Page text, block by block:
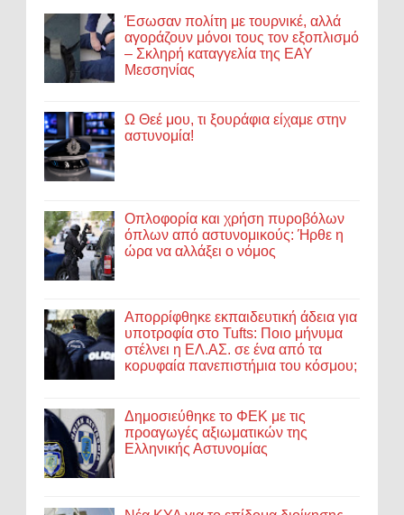
Έσωσαν πολίτη με τουρνικέ, αλλά
αγοράζουν μόνοι τους τον εξοπλισμό
– Σκληρή καταγγελία της ΕΑΥ
Μεσσηνίας
Ω Θεέ μου, τι ξουράφια είχαμε στην
αστυνομία!
Οπλοφορία και χρήση πυροβόλων
όπλων από αστυνομικούς: Ήρθε η
ώρα να αλλάξει ο νόμος
Απορρίφθηκε εκπαιδευτική άδεια για
υποτροφία στο Tufts: Ποιο μήνυμα
στέλνει η ΕΛ.ΑΣ. σε ένα από τα
κορυφαία πανεπιστήμια του κόσμου;
Δημοσιεύθηκε το ΦΕΚ με τις
προαγωγές αξιωματικών της
Ελληνικής Αστυνομίας